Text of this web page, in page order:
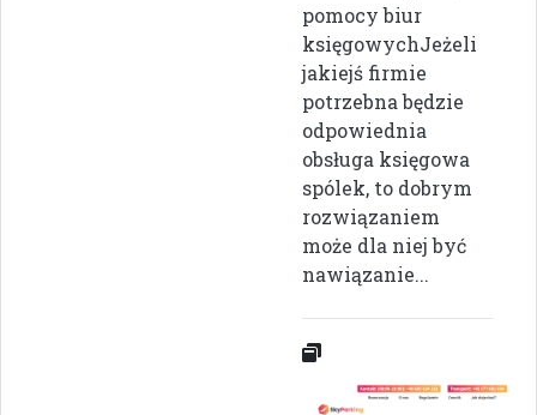
pomocy biur
księgowychJeżeli
jakiejś firmie
potrzebna będzie
odpowiednia
obsługa księgowa
spólek, to dobrym
rozwiązaniem
może dla niej być
nawiązanie...